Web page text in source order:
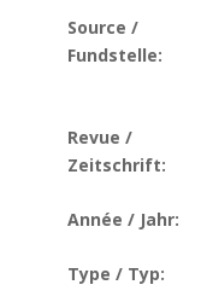
Source /
Fundstelle:
Revue /
Zeitschrift:
Année / Jahr:
Type / Typ: